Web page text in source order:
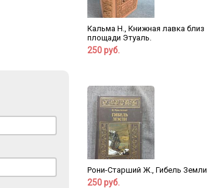
Кальма Н., Книжная лавка близ
площади Этуаль.
250 руб.
Рони-Старший Ж., Гибель Земли.
250 руб.